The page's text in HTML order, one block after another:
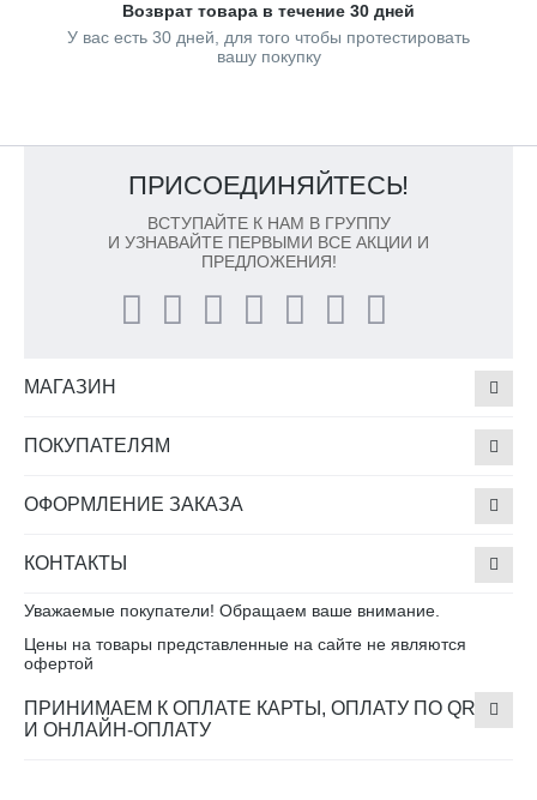
Возврат товара в течение 30 дней
У вас есть 30 дней, для того чтобы протестировать
вашу покупку
ПРИСОЕДИНЯЙТЕСЬ!
ВСТУПАЙТЕ К НАМ В ГРУППУ
И УЗНАВАЙТЕ ПЕРВЫМИ ВСЕ АКЦИИ И
ПРЕДЛОЖЕНИЯ!
МАГАЗИН
ПОКУПАТЕЛЯМ
ОФОРМЛЕНИЕ ЗАКАЗА
КОНТАКТЫ
Уважаемые покупатели! Обращаем ваше внимание.
Цены на товары представленные на сайте не являются
офертой
ПРИНИМАЕМ К ОПЛАТЕ КАРТЫ, ОПЛАТУ ПО QR
И ОНЛАЙН-ОПЛАТУ